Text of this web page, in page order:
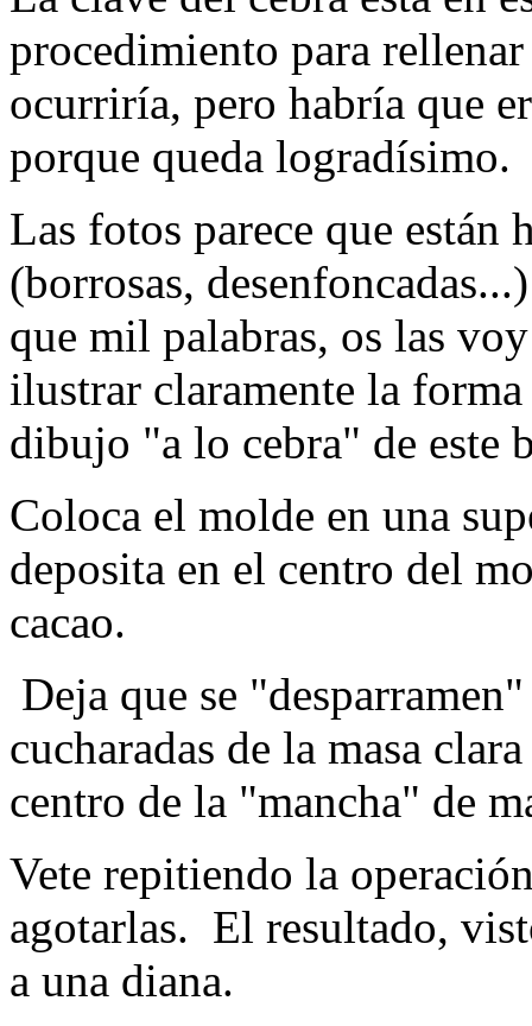
procedimiento para
ocurriría, pero habría que
porque queda logradísimo.
Las fotos parece que están
(borrosas,
que mil palabras, os las
ilustrar claramente la
dibujo "a lo cebra" de este
Coloca el molde en una
deposita en el centro del
cacao.
Deja que se
cucharadas de la masa
centro de la "mancha" de
Vete repitiendo la
agotarlas. El resultado,
a una diana.